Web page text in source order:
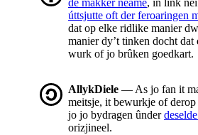
de makker neame, in link
úttsjutte oft der feroaringen
dat op elke ridlike manier
manier dy’t tinken docht
wurk of jo brûken goedkart.
AllykDiele — As jo fan it
meitsje, it bewurkje of
jo jo bydragen ûnder
orizjineel.